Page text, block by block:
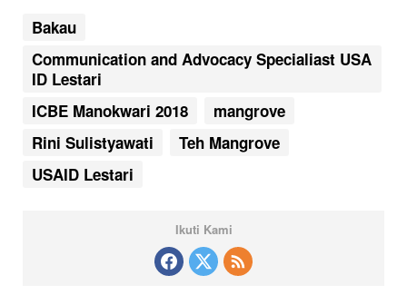
Bakau
Communication and Advocacy Specialiast USA
ID Lestari
ICBE Manokwari 2018
mangrove
Rini Sulistyawati
Teh Mangrove
USAID Lestari
Ikuti Kami